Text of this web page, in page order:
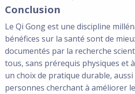
Conclusion
Le Qi Gong est une discipline
bénéfices sur la santé sont de
documentés par la recherche
tous, sans prérequis physiques et
un choix de pratique durable,
personnes cherchant à améliorer